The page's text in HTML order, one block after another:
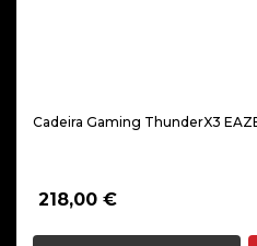
Cadeira Gaming ThunderX3
218,00 €